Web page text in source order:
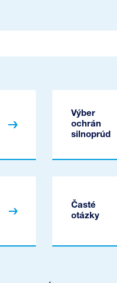
Výber
ochrán
silnoprúd
Časté
otázky